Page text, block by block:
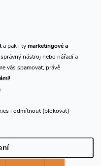
a pak i tymarketingové a
nástroj nebo nářadí a
vás spamovat, právě
.
i odmítnout (blokovat)
vyhrazena.Upravit nastavení